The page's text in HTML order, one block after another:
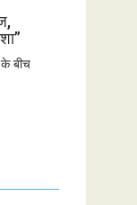
के बीच